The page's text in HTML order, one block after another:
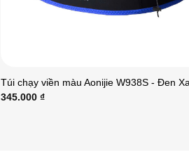
Túi chạy viền màu Aonijie W938S - Đen
345.000 ₫